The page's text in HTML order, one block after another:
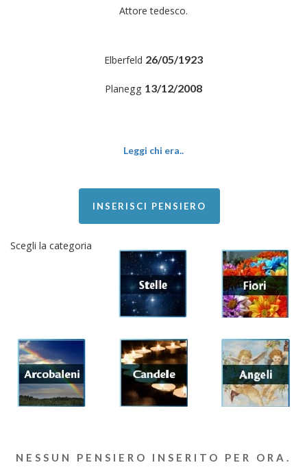
Attore tedesco.
Elberfeld 26/05/1923
Planegg 13/12/2008
Leggi chi era..
INSERISCI PENSIERO
Scegli la categoria
NESSUN PENSIERO INSERITO PER ORA.